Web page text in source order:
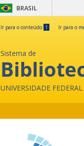
BRASIL
Ir para o conteúdo 1 Ir para o
Sistema de
UNIVERSIDADE